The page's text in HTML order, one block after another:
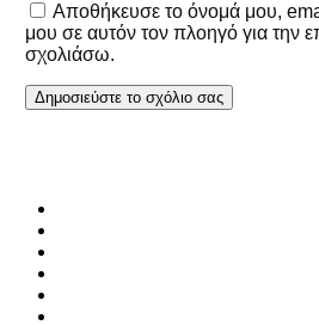
Αποθήκευσε το όνομά μου,
μου σε αυτόν τον πλοηγό για την
σχολιάσω.